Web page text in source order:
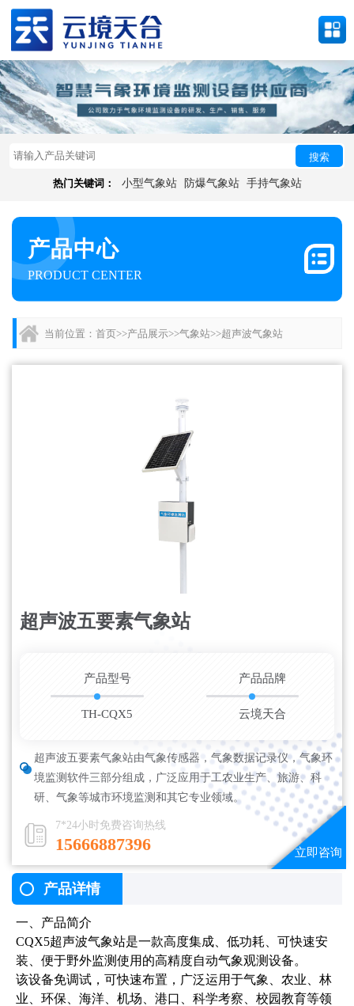
搜索
热门关键词： 小型气象站 防爆气象站 手持气象站
产品中心
PRODUCT CENTER
当前位置： 首页>>产品展示>>气象站>>超声波气象站
超声波五要素气象站
产品型号
TH-CQX5
产品品牌
云境天合
超声波五要素气象站由气象传感器，气象数据记录仪，气象环
境监测软件三部分组成，广泛应用于工农业生产、旅游、科
研、气象等城市环境监测和其它专业领域。
7*24小时免费咨询热线
15666887396
产品详情
一、产品简介
CQX5超声波气象站是一款高度集成、低功耗、可快速安
装、便于野外监测使用的高精度自动气象观测设备。
该设备免调试，可快速布置，广泛运用于气象、农业、林
业、环保、海洋、机场、港口、科学考察、校园教育等领